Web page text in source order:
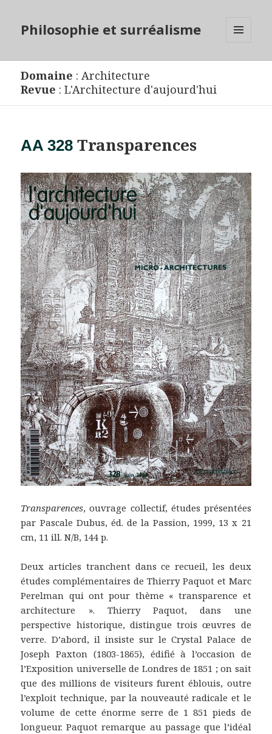
Philosophie et surréalisme
Domaine :Architecture
Revue :L'Architecture d'aujourd'hui
AA 328 Transparences
Transparences, ouvrage collectif, études présentées
par Pascale Dubus, éd. de la Passion, 1999, 13 x 21
cm, 11 ill. N/B, 144 p.
Deux articles tranchent dans ce recueil, les deux
études complémentaires de Thierry Paquot et Marc
Perelman qui ont pour thème « transparence et
architecture ». Thierry Paquot, dans une
perspective historique, distingue trois œuvres de
verre. D’abord, il insiste sur le Crystal Palace de
Joseph Paxton (1803-1865), édifié à l’occasion de
l’Exposition universelle de Londres de 1851 ; on sait
que des millions de visiteurs furent éblouis, outre
l’exploit technique, par la nouveauté radicale et le
volume de cette énorme serre de 1 851 pieds de
longueur. Paquot remarque au passage que l’idéal